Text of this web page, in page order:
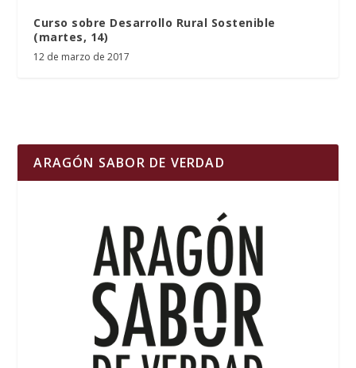
Curso sobre Desarrollo Rural Sostenible
(martes, 14)
12 de marzo de 2017
ARAGÓN SABOR DE VERDAD